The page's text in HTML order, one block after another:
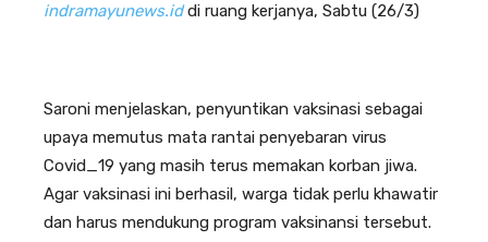
indramayunews.iddi ruang kerjanya, Sabtu (26/3)
Saroni menjelaskan, penyuntikan vaksinasi sebagai
upaya memutus mata rantai penyebaran virus
Covid_19 yang masih terus memakan korban jiwa.
Agar vaksinasi ini berhasil, warga tidak perlu khawatir
dan harus mendukung program vaksinansi tersebut.